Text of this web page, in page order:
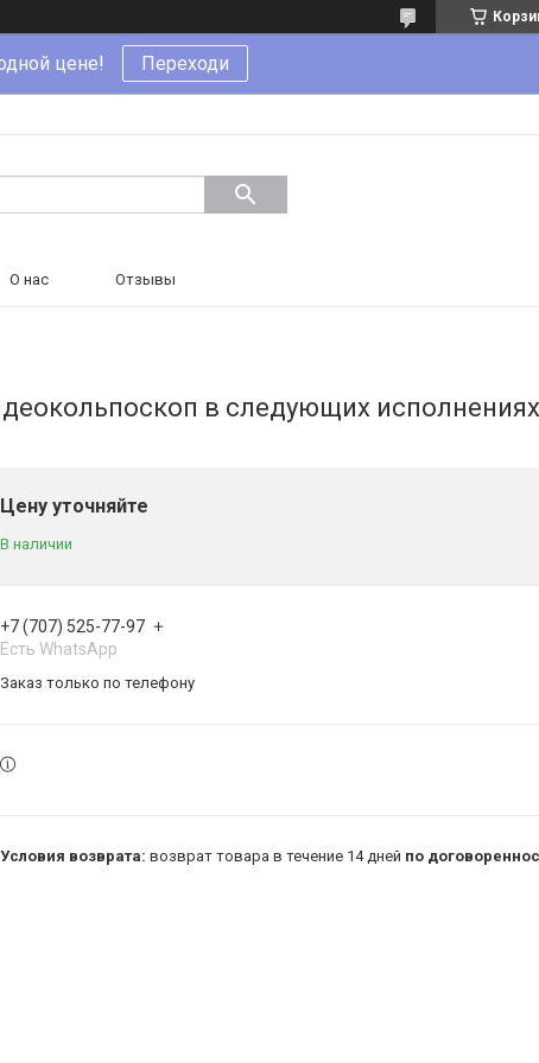
цене! Переходи
О нас Отзывы
в следующих
Цену уточняйте
В наличии
+7 (707) 525-77-97
Есть WhatsApp
Заказ только по телефону
возврат товара в течение 14 дней по